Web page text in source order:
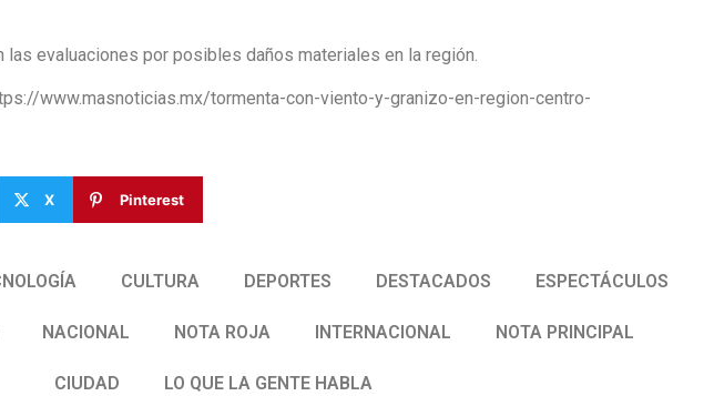
evaluaciones por posibles daños materiales en la región.
www.masnoticias.mx/tormenta-con-viento-y-granizo-en-region-centro-
X Pinterest
CULTURA DEPORTES DESTACADOS ESPECTÁCULOS
NACIONAL NOTA ROJA INTERNACIONAL NOTA PRINCIPAL
CIUDAD LO QUE LA GENTE HABLA